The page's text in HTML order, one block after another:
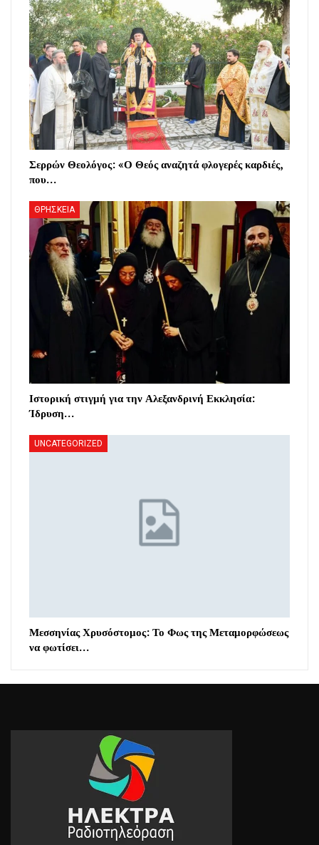
Σερρών Θεολόγος: «Ο Θεός αναζητά φλογερές καρδιές,
που…
ΘΡΗΣΚΕΙΑ
Ιστορική στιγμή για την Αλεξανδρινή Εκκλησία:
Ίδρυση…
UNCATEGORIZED
Μεσσηνίας Χρυσόστομος: Το Φως της Μεταμορφώσεως
να φωτίσει…